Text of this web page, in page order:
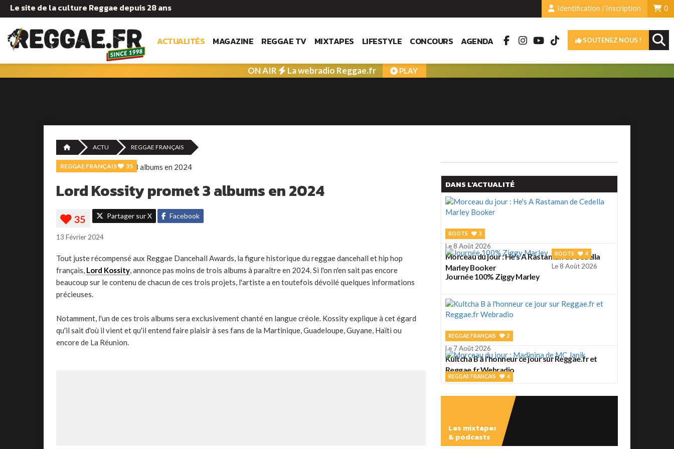
Le site de la culture Reggae depuis 28 ans 0
Identification / Inscription
ACTUALITÉS MAGAZINE REGGAE TV MIXTAPES LIFESTYLE CONCOURS AGENDA SOUTENEZ NOUS !
ON AIR La webradio Reggae.fr PLAY
ACTU REGGAE FRANÇAIS
REGGAE FRANÇAIS 35
Lord Kossity promet 3 albums en 2024
Partager sur X Facebook
13 Février 2024
Tout juste récompensé aux Reggae Dancehall Awards, la figure historique du reggae dancehall et hip hop
français, Lord Kossity, annonce pas moins de trois albums à paraître en 2024. Si l'on n'en sait pas encore
beaucoup sur le contenu de chacun de ces trois projets, l'artiste a en toutefois dévoilé quelques informations
précieuses.
Notamment, l'un de ces trois albums sera exclusivement chanté en langue créole. Kossity explique à cet égard
qu'il sait d'où il vient et qu'il entend faire plaisir à ses fans de la Martinique, Guadeloupe, Guyane, Haïti ou
encore de La Réunion.
DANS L'ACTUALITÉ
ROOTS 3
Le 8 Août 2026
Morceau du jour : He's A Rastaman de Cedella
Marley Booker
ROOTS 4
Le 8 Août 2026
Journée 100% Ziggy Marley
REGGAE FRANÇAIS 2
Le 7 Août 2026
Kultcha B à l'honneur ce jour sur Reggae.fr et
Reggae.fr Webradio
REGGAE FRANÇAIS 4
Morceau du jour : Madinina de MC Janik
ROOTS 56
Les mixtapes
& podcasts